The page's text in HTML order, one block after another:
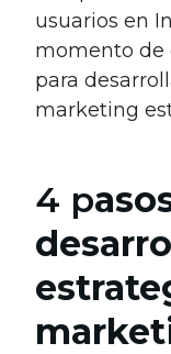
usuarios en
momento de
para
marketing
4 p